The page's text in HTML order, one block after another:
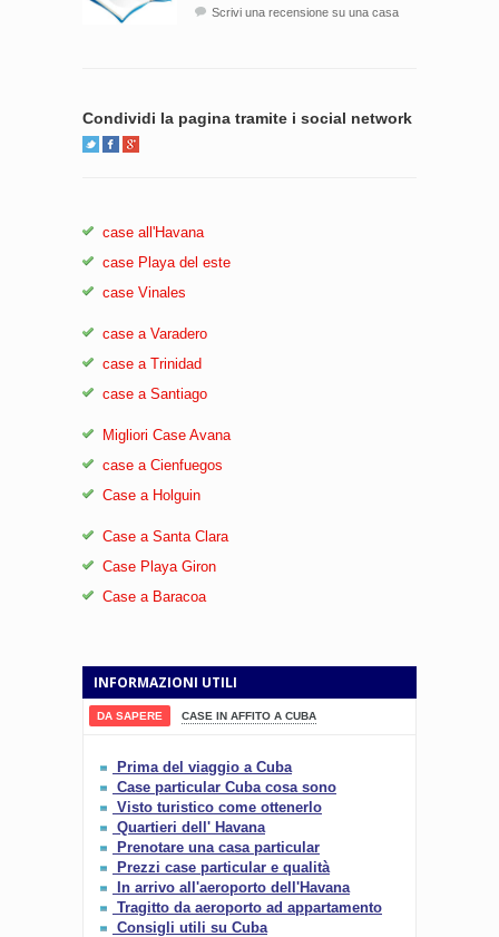
Scrivi una recensione su una casa
Condividi la pagina tramite i social network
case all'Havana
case Playa del este
case Vinales
case a Varadero
case a Trinidad
case a Santiago
Migliori Case Avana
case a Cienfuegos
Case a Holguin
Case a Santa Clara
Case Playa Giron
Case a Baracoa
INFORMAZIONI UTILI
DA SAPERE CASE IN AFFITO A CUBA
Prima del viaggio a Cuba
Case particular Cuba cosa sono
Visto turistico come ottenerlo
Quartieri dell' Havana
Prenotare una casa particular
Prezzi case particular e qualità
In arrivo all'aeroporto dell'Havana
Tragitto da aeroporto ad appartamento
Consigli utili su Cuba